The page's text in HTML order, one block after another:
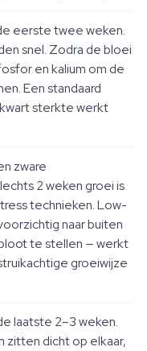
eerste twee weken.
snel. Zodra de bloei
en kalium om de
Een standaard
sterkte werkt
zware
2 weken groei is
technieken. Low-
naar buiten
te stellen — werkt
groeiwijze
laatste 2–3 weken.
dicht op elkaar,